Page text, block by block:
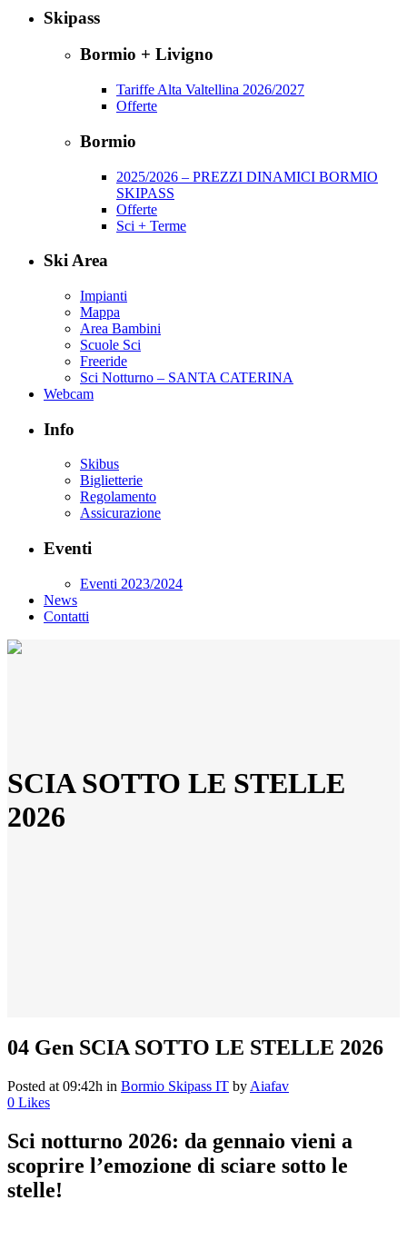
Skipass
Bormio + Livigno
Tariffe Alta Valtellina 2026/2027
Offerte
Bormio
2025/2026 – PREZZI DINAMICI BORMIO
SKIPASS
Offerte
Sci + Terme
Ski Area
Impianti
Mappa
Area Bambini
Scuole Sci
Freeride
Sci Notturno – SANTA CATERINA
Webcam
Info
Skibus
Biglietterie
Regolamento
Assicurazione
Eventi
Eventi 2023/2024
News
Contatti
SCIA SOTTO LE STELLE
2026
04 Gen SCIA SOTTO LE STELLE 2026
Posted at 09:42h in Bormio Skipass IT by Aiafav
0 Likes
Sci notturno 2026: da gennaio vieni a
scoprire l’emozione di sciare sotto le
stelle!